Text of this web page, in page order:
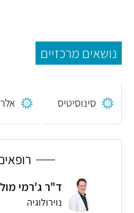
נושאים מרכזיים
סינוסיטיס
ד"ר ג'רמי
נוירולוגיה